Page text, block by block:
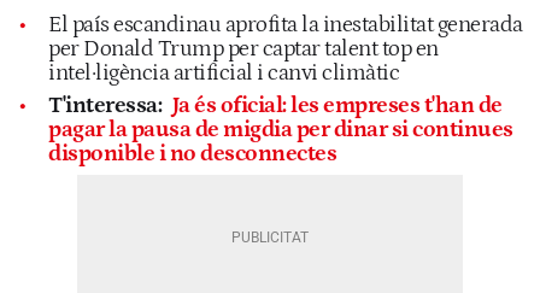
El país escandinau aprofita la inestabilitat generada
per Donald Trump per captar talent top en
intel·ligència artificial i canvi climàtic
T'interessa: Ja és oficial: les empreses t'han de
pagar la pausa de migdia per dinar si continues
disponible i no desconnectes